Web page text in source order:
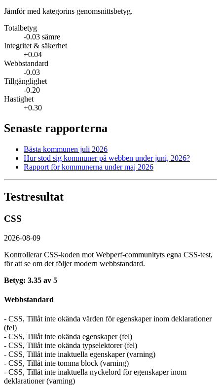
Jämför med kategorins genomsnittsbetyg.
Totalbetyg
-0.03 sämre
Integritet & säkerhet
+0.04
Webbstandard
-0.03
Tillgänglighet
-0.20
Hastighet
+0.30
Senaste rapporterna
Bästa kommunen juli 2026
Hur stod sig kommuner på webben under juni, 2026?
Rapport för kommunerna under maj 2026
Testresultat
CSS
2026-08-09
Kontrollerar CSS-koden mot Webperf-communityts egna CSS-test,
för att se om det följer modern webbstandard.
Betyg: 3.35 av 5
Webbstandard
- CSS, Tillåt inte okända värden för egenskaper inom deklarationer
(fel)
- CSS, Tillåt inte okända egenskaper (fel)
- CSS, Tillåt inte okända typselektorer (fel)
- CSS, Tillåt inte inaktuella egenskaper (varning)
- CSS, Tillåt inte tomma block (varning)
- CSS, Tillåt inte inaktuella nyckelord för egenskaper inom
deklarationer (varning)